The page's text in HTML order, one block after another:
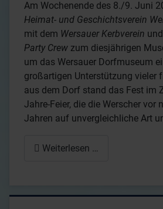
Am Wochenende des 8./9. Juni
Heimat- und Geschichtsverein
mit dem Wersauer Kerbverein
Party Crew zum diesjährigen
um das Wersauer Dorfmuseum
großartigen Unterstützung vieler
aus dem Dorf stand das Fest im
Jahre-Feier, die die Werscher vor
Jahren auf unvergleichliche Art
Weiterlesen …